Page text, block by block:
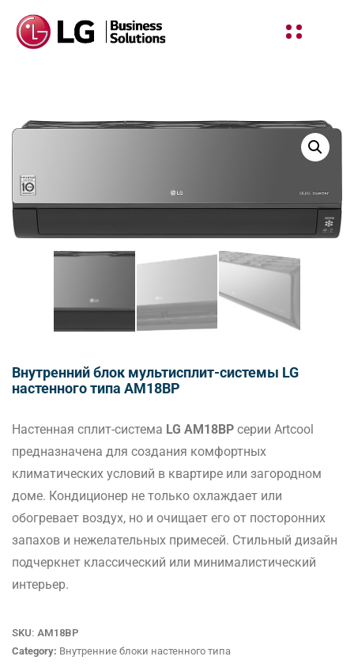
Внутренний блок мультисплит-системы LG
настенного типа AM18BP
Настенная сплит-система LG AM18BP серии Artcool
предназначена для создания комфортных
климатических условий в квартире или загородном
доме. Кондиционер не только охлаждает или
обогревает воздух, но и очищает его от посторонних
запахов и нежелательных примесей. Стильный дизайн
подчеркнет классический или минималистический
интерьер.
SKU: AM18BP
Category: Внутренние блоки настенного типа